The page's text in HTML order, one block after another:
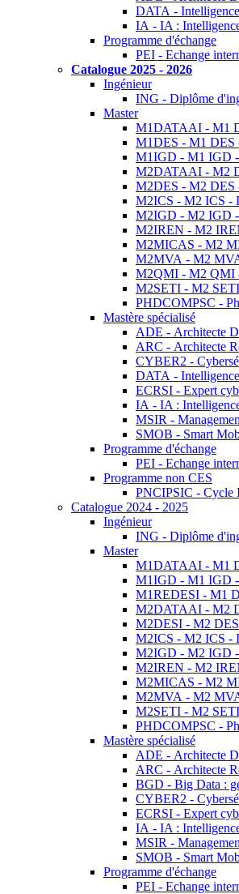
DATA -
IA - IA :
Programme d'échange
PEI - Echange
Catalogue 2025 - 2026
Ingénieur
ING - Diplôme
Master
M1DATAAI - M1
M1DES - M1 DES
M1IGD - M1 IGD -
M2DATAAI - M2
M2DES - M2 DES
M2ICS - M2 ICS -
M2IGD - M2 IGD -
M2IREN - M2
M2MICAS - M2
M2MVA - M2 MVA
M2QMI - M2 QMI
M2SETI - M2 SETI
PHDCOMPSC -
Mastère spécialisé
ADE - Architecte
ARC - Architecte
CYBER2 -
DATA -
ECRSI - Expert
IA - IA :
MSIR -
SMOB - Smart
Programme d'échange
PEI - Echange
Programme non CES
PNCIPSIC - Cycle
Catalogue 2024 - 2025
Ingénieur
ING - Diplôme
Master
M1DATAAI - M1
M1IGD - M1 IGD -
M1REDESI - M1
M2DATAAI - M2
M2DESI - M2 DES
M2ICS - M2 ICS -
M2IGD - M2 IGD -
M2IREN - M2
M2MICAS - M2
M2MVA - M2 MVA
M2SETI - M2 SETI
PHDCOMPSC -
Mastère spécialisé
ADE - Architecte
ARC - Architecte
BGD - Big Data :
CYBER2 -
ECRSI - Expert
IA - IA :
MSIR -
SMOB - Smart
Programme d'échange
PEI - Echange